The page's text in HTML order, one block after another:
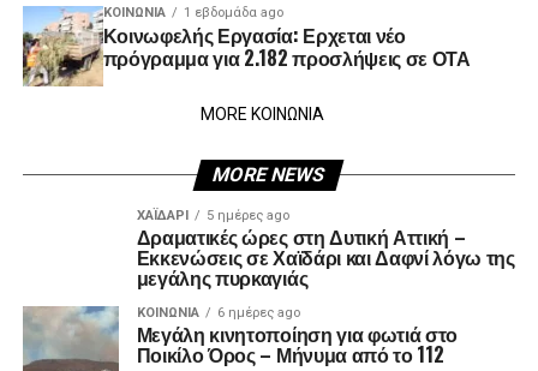
ΚΟΙΝΩΝΊΑ 1 εβδομάδα ago
Κοινωφελής Εργασία: Ερχεται νέο
πρόγραμμα για 2.182 προσλήψεις σε ΟΤΑ
MORE ΚΟΙΝΩΝΙΑ
MORE NEWS
ΧΑΪΔΑΡΙ 5 ημέρες ago
Δραματικές ώρες στη Δυτική Αττική –
Εκκενώσεις σε Χαϊδάρι και Δαφνί λόγω της
μεγάλης πυρκαγιάς
ΚΟΙΝΩΝΊΑ 6 ημέρες ago
Μεγάλη κινητοποίηση για φωτιά στο
Ποικίλο Όρος – Μήνυμα από το 112